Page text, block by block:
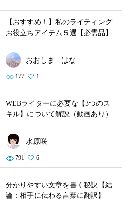
【おすすめ！】私のライティング
お役立ちアイテム５選【必需品】
おおしま はな
177 1
WEBライターに必要な【3つのス
キル】について解説（動画あり）
水原咲
791 6
分かりやすい文章を書く秘訣【結
論：相手に伝わる言葉に翻訳】